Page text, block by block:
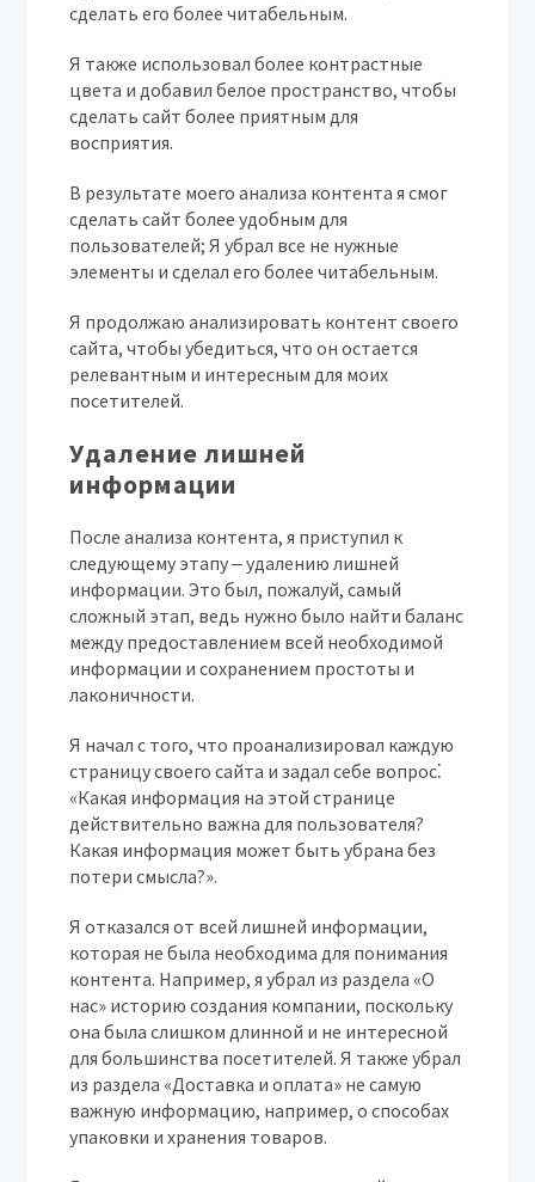
сделать его более читабельным.
Я также использовал более контрастные
цвета и добавил белое пространство, чтобы
сделать сайт более приятным для
восприятия.
В результате моего анализа контента я смог
сделать сайт более удобным для
пользователей; Я убрал все не нужные
элементы и сделал его более читабельным.
Я продолжаю анализировать контент своего
сайта, чтобы убедиться, что он остается
релевантным и интересным для моих
посетителей.
Удаление лишней
информации
После анализа контента, я приступил к
следующему этапу ‒ удалению лишней
информации. Это был, пожалуй, самый
сложный этап, ведь нужно было найти баланс
между предоставлением всей необходимой
информации и сохранением простоты и
лаконичности.
Я начал с того, что проанализировал каждую
страницу своего сайта и задал себе вопрос⁚
«Какая информация на этой странице
действительно важна для пользователя?
Какая информация может быть убрана без
потери смысла?».
Я отказался от всей лишней информации,
которая не была необходима для понимания
контента. Например, я убрал из раздела «О
нас» историю создания компании, поскольку
она была слишком длинной и не интересной
для большинства посетителей. Я также убрал
из раздела «Доставка и оплата» не самую
важную информацию, например, о способах
упаковки и хранения товаров.